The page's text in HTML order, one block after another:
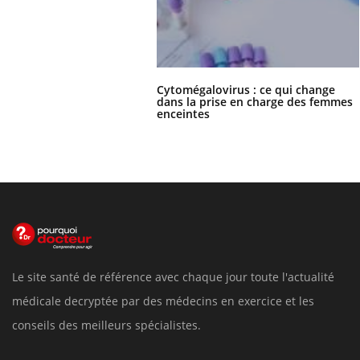
Cytomégalovirus : ce qui change
dans la prise en charge des femmes
enceintes
Le site santé de référence avec chaque jour toute l'actualité
médicale decryptée par des médecins en exercice et les
conseils des meilleurs spécialistes.